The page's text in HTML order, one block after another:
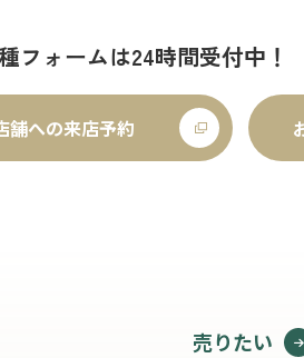
フォームは24時間受付中！
舗への来店予約
売りたい